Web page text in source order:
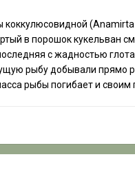
коккулюсовидной
в порошок
с жадностью
рыбу добывали прямо
рыбы погибает и